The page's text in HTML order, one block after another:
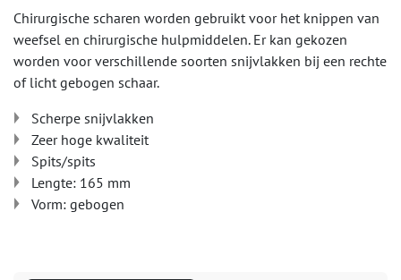
Chirurgische scharen worden gebruikt voor het knippen van
weefsel en chirurgische hulpmiddelen. Er kan gekozen
worden voor verschillende soorten snijvlakken bij een rechte
of licht gebogen schaar.
Scherpe snijvlakken
Zeer hoge kwaliteit
Spits/spits
Lengte: 165 mm
Vorm: gebogen